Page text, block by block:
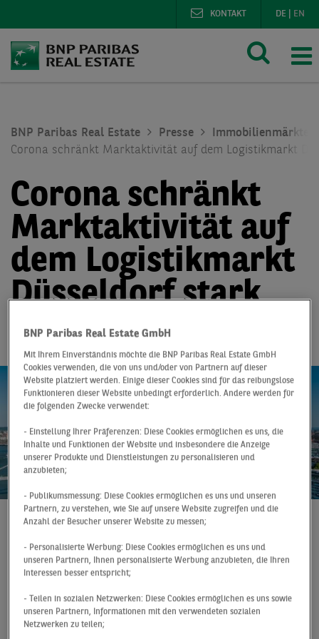
DE EN
KONTAKT
BNP Paribas Real Estate Presse
Immobilienmärkte
Corona schränkt Marktaktivität auf dem Logistikmarkt
Corona schränkt
Marktaktivität auf
dem Logistikmarkt
Düsseldorf stark
ein
Nach einem lebendigen Jahresauftakt auf dem
Düsseldorfer Markt für Lager- und Logistikflächen
deutlich im Halbjahresergebnis. Mit einem
Flächenumsatz von 70.000 m² wurde der langjährige
BNP Paribas Real Estate GmbH
Mit Ihrem Einverständnis möchte die BNP Paribas Real Estate GmbH
Cookies verwenden, die von uns und/oder von Partnern auf dieser
Website platziert werden. Einige dieser Cookies sind für das reibungslose
Funktionieren dieser Website unbedingt erforderlich. Andere werden für
die folgenden Zwecke verwendet:
- Einstellung Ihrer Präferenzen: Diese Cookies ermöglichen es uns, die
Inhalte und Funktionen der Website und insbesondere die Anzeige
unserer Produkte und Dienstleistungen zu personalisieren und
anzubieten;
- Publikumsmessung: Diese Cookies ermöglichen es uns und unseren
Partnern, zu verstehen, wie Sie auf unsere Website zugreifen und die
Anzahl der Besucher unserer Website zu messen;
- Personalisierte Werbung: Diese Cookies ermöglichen es uns und
unseren Partnern, Ihnen personalisierte Werbung anzubieten, die Ihren
Interessen besser entspricht;
- Teilen in sozialen Netzwerken: Diese Cookies ermöglichen es uns sowie
unseren Partnern, Informationen mit den verwendeten sozialen
Netzwerken zu teilen;